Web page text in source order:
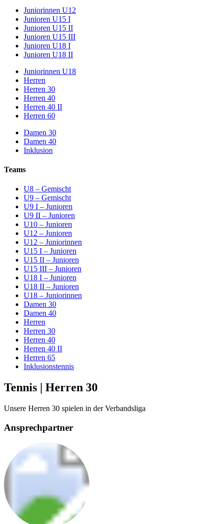
Juniorinnen U12
Junioren U15 I
Junioren U15 II
Junioren U15 III
Junioren U18 I
Junioren U18 II
Juniorinnen U18
Herren
Herren 30
Herren 40
Herren 40 II
Herren 60
Damen 30
Damen 40
Inklusion
Teams
U8 – Gemischt
U9 – Gemischt
U9 I – Junioren
U9 II – Junioren
U10 – Junioren
U12 – Junioren
U12 – Juniorinnen
U15 I – Junioren
U15 II – Junioren
U15 III – Junioren
U18 I – Junioren
U18 II – Junioren
U18 – Juniorinnen
Damen 30
Damen 40
Herren
Herren 30
Herren 40
Herren 40 II
Herren 65
Inklusionstennis
Tennis | Herren 30
Unsere Herren 30 spielen in der Verbandsliga
Ansprechpartner